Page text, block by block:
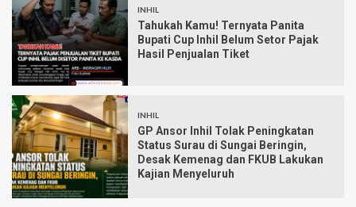
INHIL
Tahukah Kamu! Ternyata Panita
Bupati Cup Inhil Belum Setor Pajak
Hasil Penjualan Tiket
INHIL
GP Ansor Inhil Tolak Peningkatan
Status Surau di Sungai Beringin,
Desak Kemenag dan FKUB Lakukan
Kajian Menyeluruh